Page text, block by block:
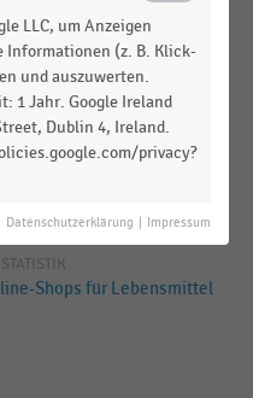
Händlern für
Kunden in Deutschland
STATISTIK
STATISTIK
Shops für Lebensmittel
LLC, um Anzeigen
(z. B. Klick-
und auszuwerten.
1 Jahr. Google Ireland
Dublin 4, Ireland.
privacy?
Datenschutzerklärung Impressum